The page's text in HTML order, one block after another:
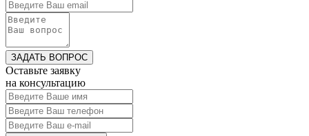
ЗАДАТЬ ВОПРОС
Оставьте заявку
на консультацию